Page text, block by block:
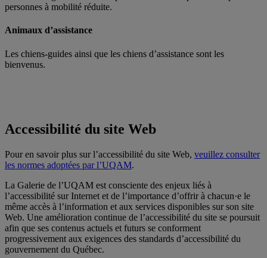
personnes à mobilité réduite.
Animaux d’assistance
Les chiens-guides ainsi que les chiens d’assistance sont les
bienvenus.
Accessibilité du site Web
Pour en savoir plus sur l’accessibilité du site Web, veuillez consulter
les normes adoptées par l’UQAM.
La Galerie de l’UQAM est consciente des enjeux liés à
l’accessibilité sur Internet et de l’importance d’offrir à chacun·e le
même accès à l’information et aux services disponibles sur son site
Web. Une amélioration continue de l’accessibilité du site se poursuit
afin que ses contenus actuels et futurs se conforment
progressivement aux exigences des standards d’accessibilité du
gouvernement du Québec.